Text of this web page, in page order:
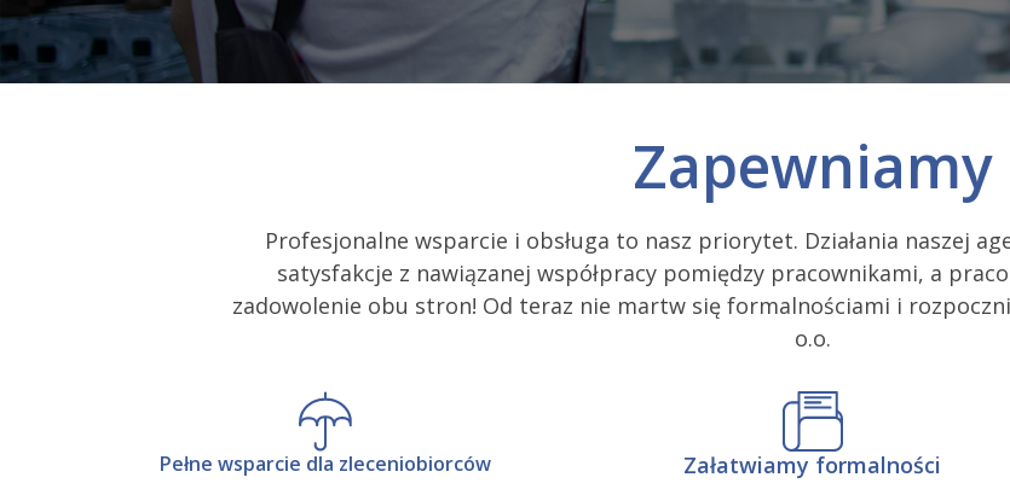
Zapewniamy
Profesjonalne wsparcie i obsługa to nasz priorytet. Działania naszej
satysfakcje z nawiązanej współpracy pomiędzy pracownikami, a
zadowolenie obu stron! Od teraz nie martw się formalnościami i
o.o.
Pełne wsparcie dla zleceniobiorców Załatwiamy formalności